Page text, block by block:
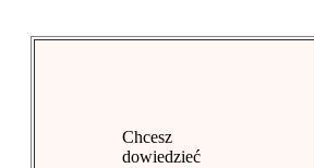
Chcesz
dowiedzieć